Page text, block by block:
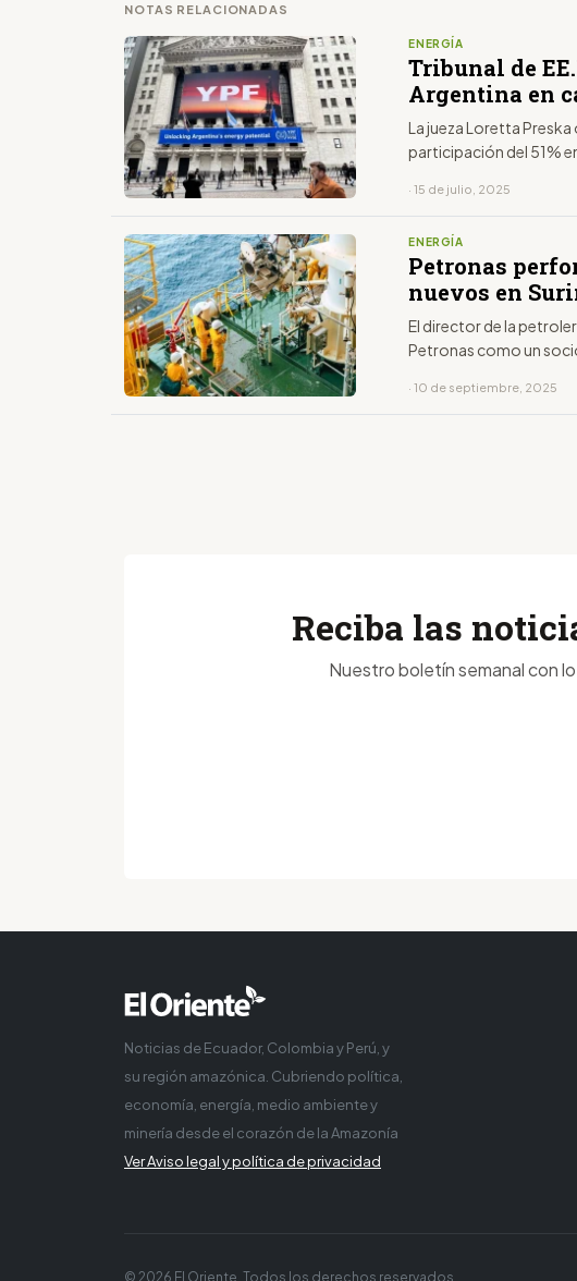
NOTAS RELACIONADAS
ENERGÍA
Tribunal de
Argentina en
La jueza Loretta
participación del 51%
· 15 de julio, 2025
ENERGÍA
Petronas
nuevos en
El director de la
Petronas como un
· 10 de septiembre, 2025
Reciba las
Nuestro boletín semanal con
Noticias de Ecuador, Colombia y Perú, y
su región amazónica. Cubriendo política,
economía, energía, medio ambiente y
minería desde el corazón de la Amazonía
Ver Aviso legal y política de privacidad
© 2026 El Oriente. Todos los derechos reservados.